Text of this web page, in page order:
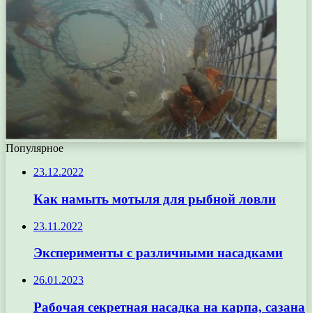
Популярное
23.12.2022
Как намыть мотыля для рыбной ловли
23.11.2022
Эксперименты с различными насадками
26.01.2023
Рабочая секретная насадка на карпа, сазана